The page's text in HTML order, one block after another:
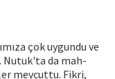
çok uygundu ve
Nutuk'ta da mah-
mevcuttu. Fikri,